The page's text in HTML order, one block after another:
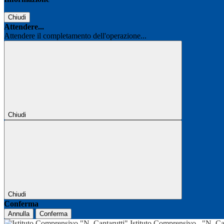
Chiudi
Attendere...
Attendere il completamento dell'operazione...
Chiudi
Chiudi
Conferma
Annulla Conferma